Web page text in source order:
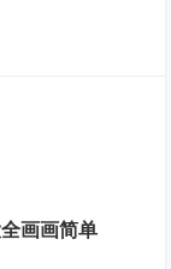
画画简单